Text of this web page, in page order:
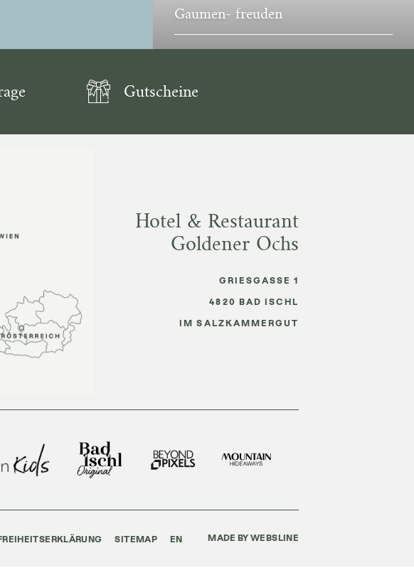
Gaumen- freuden
Gutscheine
Hotel & Restaurant
Goldener Ochs
GRIESGASSE 1
4820 BAD ISCHL
IM SALZKAMMERGUT
SITEMAP EN MADE BY WEBSLINE